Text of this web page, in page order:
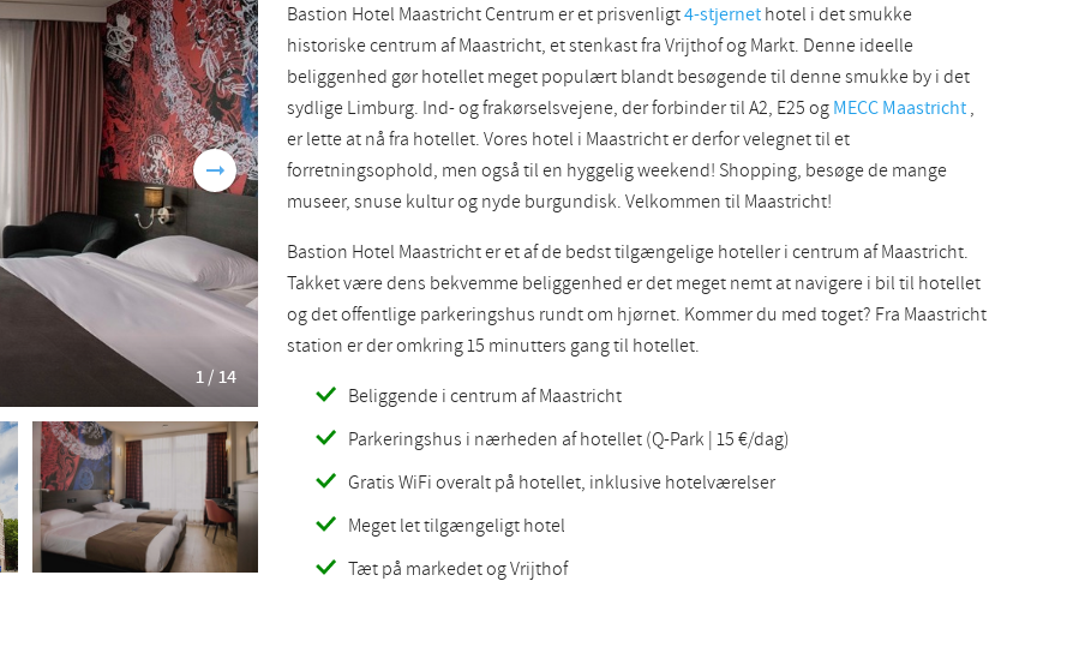
Romanian Turkish Slovak
1 / 14
Bastion Hotel Maastricht Centrum er et prisvenligt4-stjernethotel i det smukke
historiske centrum af Maastricht, et stenkast fra Vrijthof og Markt. Denne ideelle
beliggenhed gør hotellet meget populært blandt besøgende til denne smukke by i det
sydlige Limburg. Ind- og frakørselsvejene, der forbinder til A2, E25 ogMECC Maastricht,
er lette at nå fra hotellet. Vores hotel i Maastricht er derfor velegnet til et
forretningsophold, men også til en hyggelig weekend! Shopping, besøge de mange
museer, snuse kultur og nyde burgundisk. Velkommen til Maastricht!
Bastion Hotel Maastricht er et af de bedst tilgængelige hoteller i centrum af Maastricht.
Takket være dens bekvemme beliggenhed er det meget nemt at navigere i bil til hotellet
og det offentlige parkeringshus rundt om hjørnet. Kommer du med toget? Fra Maastricht
station er der omkring 15 minutters gang til hotellet.
Beliggende i centrum af Maastricht
Parkeringshus i nærheden af hotellet (Q-Park | 15 €/dag)
Gratis WiFi overalt på hotellet, inklusive hotelværelser
Meget let tilgængeligt hotel
Tæt på markedet og Vrijthof